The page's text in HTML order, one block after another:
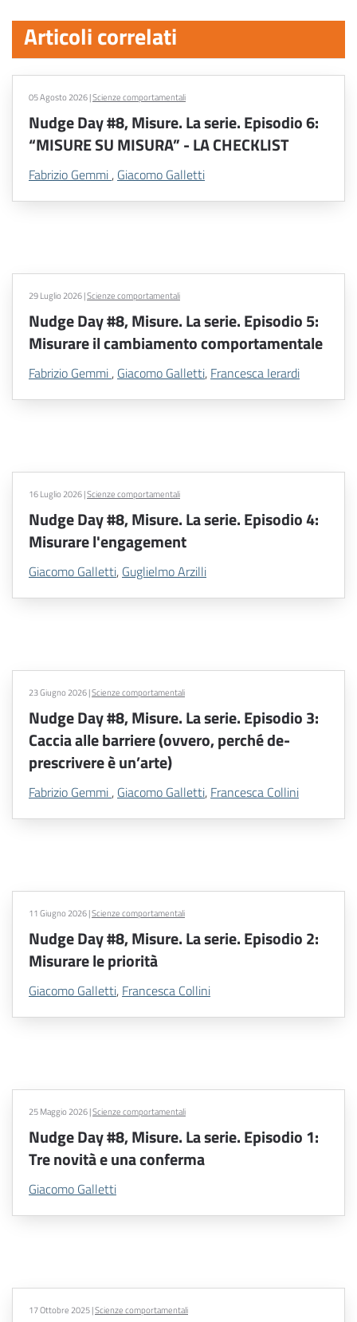
Articoli correlati
05 Agosto 2026|Scienze comportamentali
Nudge Day #8, Misure. La serie. Episodio 6:
“MISURE SU MISURA” - LA CHECKLIST
Fabrizio Gemmi , Giacomo Galletti
29 Luglio 2026|Scienze comportamentali
Nudge Day #8, Misure. La serie. Episodio 5:
Misurare il cambiamento comportamentale
Fabrizio Gemmi , Giacomo Galletti, Francesca Ierardi
16 Luglio 2026|Scienze comportamentali
Nudge Day #8, Misure. La serie. Episodio 4:
Misurare l'engagement
Giacomo Galletti, Guglielmo Arzilli
23 Giugno 2026|Scienze comportamentali
Nudge Day #8, Misure. La serie. Episodio 3:
Caccia alle barriere (ovvero, perché de-
prescrivere è un’arte)
Fabrizio Gemmi , Giacomo Galletti, Francesca Collini
11 Giugno 2026|Scienze comportamentali
Nudge Day #8, Misure. La serie. Episodio 2:
Misurare le priorità
Giacomo Galletti, Francesca Collini
25 Maggio 2026|Scienze comportamentali
Nudge Day #8, Misure. La serie. Episodio 1:
Tre novità e una conferma
Giacomo Galletti
17 Ottobre 2025|Scienze comportamentali